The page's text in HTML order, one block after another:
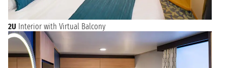
2U Interior with Virtual Balcony